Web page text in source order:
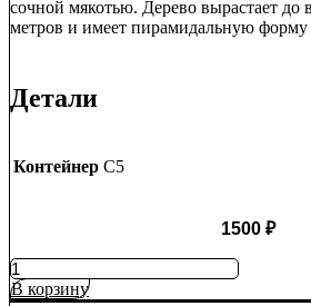
сочной мякотью. Дерево вырастает до
метров и имеет пирамидальную
Детали
Контейнер C5
1500 ₽
Количество
товара
В корзину